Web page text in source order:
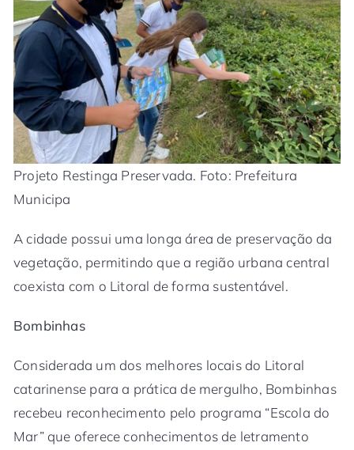
Projeto Restinga Preservada. Foto: Prefeitura
Municipa
A cidade possui uma longa área de preservação da
vegetação, permitindo que a região urbana central
coexista com o Litoral de forma sustentável.
Bombinhas
Considerada um dos melhores locais do Litoral
catarinense para a prática de mergulho, Bombinhas
recebeu reconhecimento pelo programa “Escola do
Mar” que oferece conhecimentos de letramento